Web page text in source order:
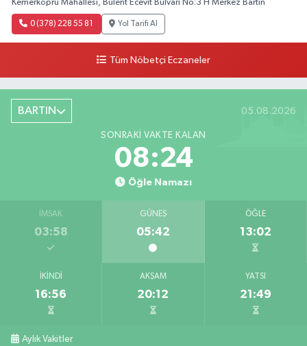
Kemerköprü Mahallesi, Bülent Ecevit Bulvarı No:3 H Merkez Bartın
0 (378) 228 55 81 Yol Tarifi Al
Tüm Nöbetçi Eczaneler
BARTIN 05.08.2026
SONRAKI VAKTE KALAN
08:23
Öğle Namazı
İMSAK
03:58
GÜNEŞ
05:42
ÖĞLE
13:02
İKINDI
16:56
AKŞAM
20:12
YATSI
21:49
Aylık Vakitler